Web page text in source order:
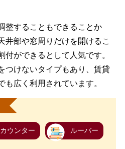
整することもできることか
井部や窓周りだけを開けるこ
付ができるとして人気です。
つけないタイプもあり、賃貸
も広く利用されています。
カウンター ルーバー